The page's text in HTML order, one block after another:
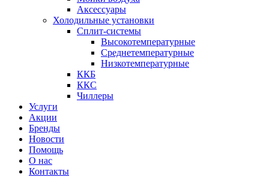
Аксессуары
Холодильные установки
Сплит-системы
Высокотемпературные
Среднетемпературные
Низкотемпературные
ККБ
ККС
Чиллеры
Услуги
Акции
Бренды
Новости
Помощь
О нас
Контакты